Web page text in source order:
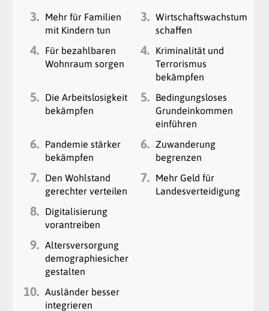
3.
Mehr für Familien
mit Kindern tun
3. Wirtschaftswachstum
schaffen
4.
Für bezahlbaren
Wohnraum sorgen
4.
Kriminalität und
Terrorismus
bekämpfen
5.
Die Arbeitslosigkeit
bekämpfen
5.
Bedingungsloses
Grundeinkommen
einführen
6.
Pandemie stärker
bekämpfen
6. Zuwanderung
begrenzen
7.
Den Wohlstand
gerechter verteilen
7.
Mehr Geld für
Landesverteidigung
8.
Digitalisierung
vorantreiben
9. Altersversorgung
demographiesicher
gestalten
10. Ausländer besser
integrieren